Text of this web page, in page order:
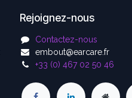
Rejoignez-nous
Contactez-nous
embout@earcare.fr
+33 (0) 467 02 50 46